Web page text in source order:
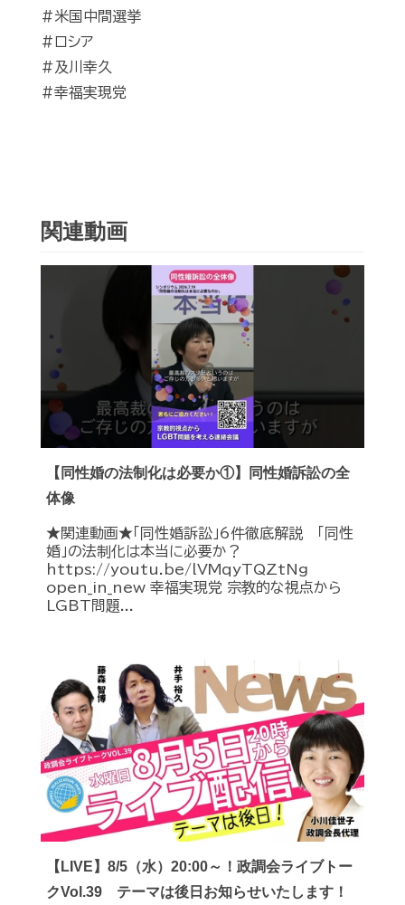
#米国中間選挙
#ロシア
#及川幸久
#幸福実現党
関連動画
【同性婚の法制化は必要か①】同性婚訴訟の全
体像
★関連動画★「同性婚訴訟」6件徹底解説 「同性
婚」の法制化は本当に必要か？
https://youtu.be/lVMqyTQZtNg
open_in_new 幸福実現党 宗教的な視点から
LGBT問題...
【LIVE】8/5（水）20:00～！政調会ライブトー
クVol.39 テーマは後日お知らせいたします！